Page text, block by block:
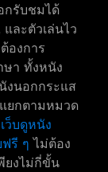
กรับชมได้
ละตัวเล่นไว
องการ
ษา ทั้งหนัง
งนอกกระแส
ยกตามหมวด
เว็บดูหนัง
รี ๆ ไม่ต้อง
ยงไม่กี่ขั้น